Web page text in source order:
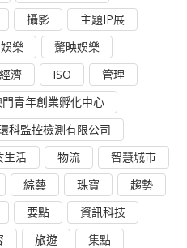
攝影
主題IP展
娛樂
驁映娛樂
濟 ISO
管理
青年創業孵化中心
科監控檢測有限公司
生活 物流
智慧城市
綜藝 珠寶
趨勢
要點
資訊科技
旅遊
集點